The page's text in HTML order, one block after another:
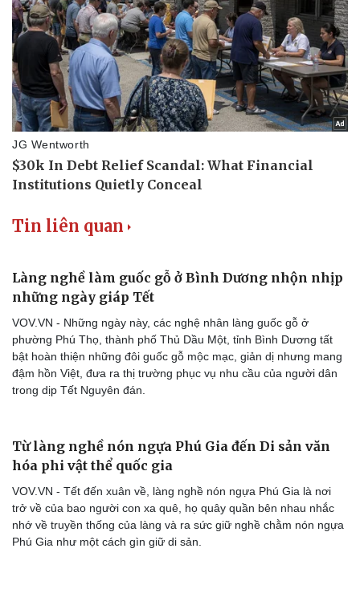
Tư vấn
Săn Tour
check-in
Câu chuyện thời sự
Đọc truyện đêm khuya
Cửa sổ tình yêu
Kể chuyện cho bé
Hạt giống tâm hồn
Tin liên quan
Làng nghề làm guốc gỗ ở Bình Dương nhộn nhịp
những ngày giáp Tết
VOV.VN - Những ngày này, các nghệ nhân làng guốc gỗ ở
phường Phú Thọ, thành phố Thủ Dầu Một, tỉnh Bình Dương tất
bật hoàn thiện những đôi guốc gỗ mộc mạc, giản dị nhưng mang
đậm hồn Việt, đưa ra thị trường phục vụ nhu cầu của người dân
trong dịp Tết Nguyên đán.
Từ làng nghề nón ngựa Phú Gia đến Di sản văn
hóa phi vật thể quốc gia
VOV.VN - Tết đến xuân về, làng nghề nón ngựa Phú Gia là nơi
trở về của bao người con xa quê, họ quây quần bên nhau nhắc
nhớ về truyền thống của làng và ra sức giữ nghề chằm nón ngựa
Phú Gia như một cách gìn giữ di sản.